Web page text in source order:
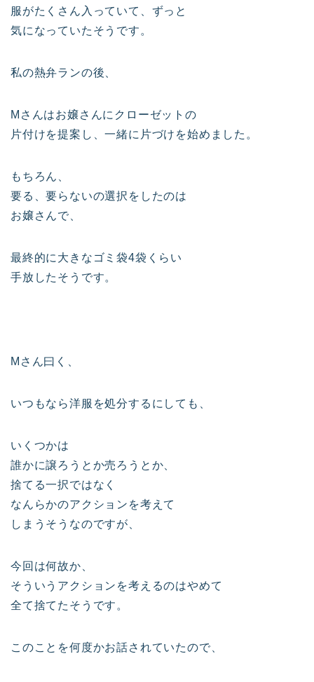
服がたくさん入っていて、ずっと
気になっていたそうです。
私の熱弁ランの後、
Mさんはお嬢さんにクローゼットの
片付けを提案し、一緒に片づけを始めました。
もちろん、
要る、要らないの選択をしたのは
お嬢さんで、
最終的に大きなゴミ袋4袋くらい
手放したそうです。
Mさん曰く、
いつもなら洋服を処分するにしても、
いくつかは
誰かに譲ろうとか売ろうとか、
捨てる一択ではなく
なんらかのアクションを考えて
しまうそうなのですが、
今回は何故か、
そういうアクションを考えるのはやめて
全て捨てたそうです。
このことを何度かお話されていたので、